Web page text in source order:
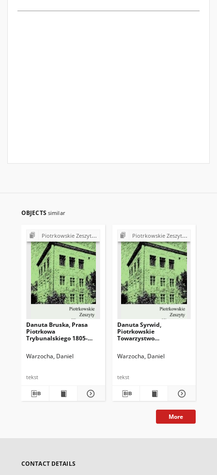
OBJECTS similar
Piotrkowskie Zeszyty Historyczne
Danuta Bruska, Prasa
Piotrkowa
Trybunalskiego 1805-
PWN, Warszawa 2021, ss.
Warzocha, Daniel
tekst
Piotrkowskie Zeszyty Historyczne
Danuta Syrwid,
Piotrkowskie
Towarzystwo
1885-1914, Miejska
Piotrków Trybunalski
Warzocha, Daniel
tekst
More
CONTACT DETAILS